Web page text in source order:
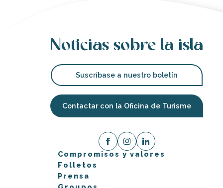
Noticias sobre la isla
Suscríbase a nuestro boletín
Contactar con la Oficina de Turisme
Compromisos y valores
Folletos
Prensa